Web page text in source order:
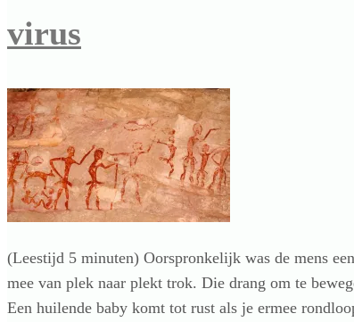
virus
(Leestijd 5 minuten) Oorspronkelijk was de mens
mee van plek naar plekt trok. Die drang om te
Een huilende baby komt tot rust als je ermee